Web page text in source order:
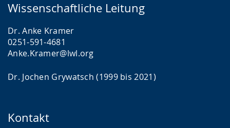
Wissenschaftliche Leitung
Dr. Anke Kramer
0251-591-4681
Anke.Kramer@lwl.org
Dr. Jochen Grywatsch (1999 bis 2021)
Kontakt